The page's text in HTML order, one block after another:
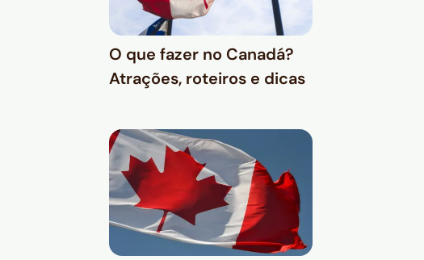
O que fazer no Canadá?
Atrações, roteiros e dicas